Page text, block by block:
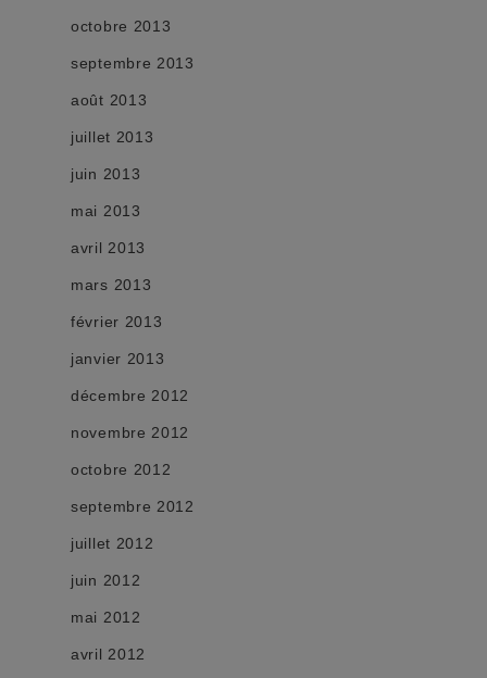
octobre 2013
septembre 2013
août 2013
juillet 2013
juin 2013
mai 2013
avril 2013
mars 2013
février 2013
janvier 2013
décembre 2012
novembre 2012
octobre 2012
septembre 2012
juillet 2012
juin 2012
mai 2012
avril 2012